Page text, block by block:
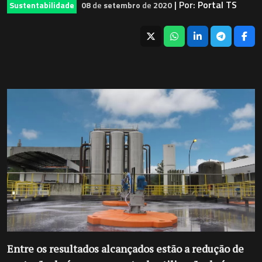
Sustentabilidade 08de setembro de 2020 | Por: Portal TS
Entre os resultados alcançados estão a redução de